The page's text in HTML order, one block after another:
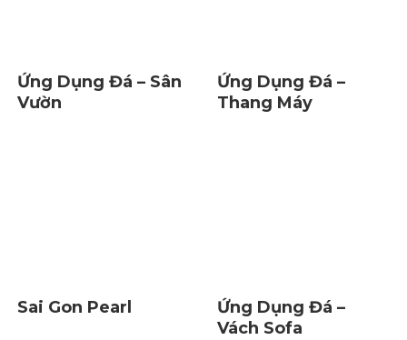
Ứng Dụng Đá – Sân
Vườn
Ứng Dụng Đá –
Thang Máy
Sai Gon Pearl
Ứng Dụng Đá –
Vách Sofa